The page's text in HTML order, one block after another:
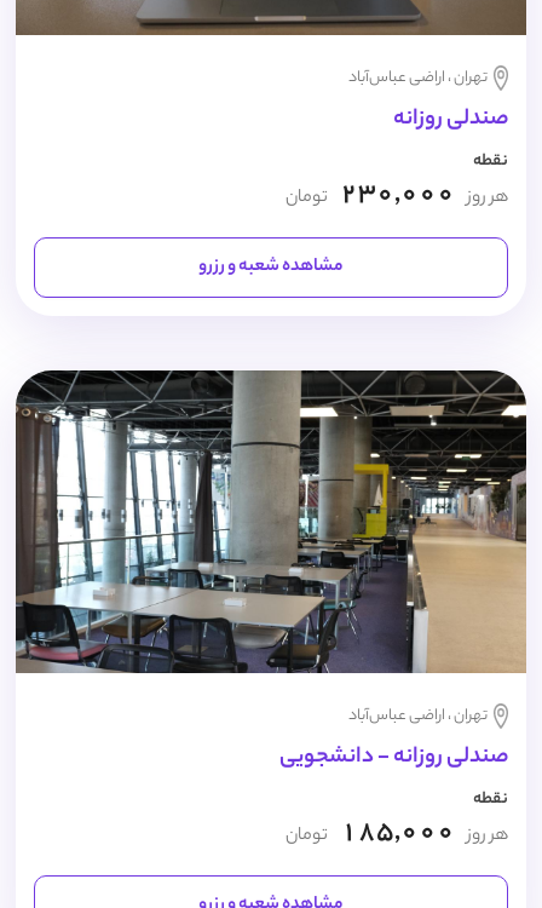
تهران ، اراضی عباس‌آباد
صندلی روزانه
نقطه
هر روز 230,000 تومان
مشاهده شعبه و رزرو
تهران ، اراضی عباس‌آباد
صندلی روزانه - دانشجویی
نقطه
هر روز 185,000 تومان